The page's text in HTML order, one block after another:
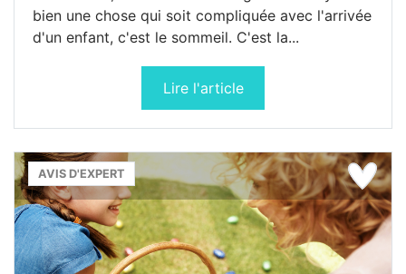
bien une chose qui soit compliquée avec l'arrivée
d'un enfant, c'est le sommeil. C'est la...
Lire l'article
AVIS D'EXPERT